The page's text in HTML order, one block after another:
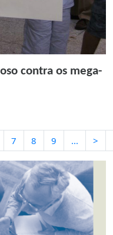
contra os mega-
7 8 9 ... >